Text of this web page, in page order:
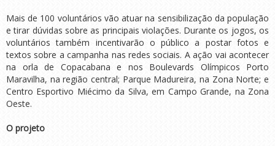
Mais de 100 voluntários vão atuar na sensibilização da população
e tirar dúvidas sobre as principais violações. Durante os jogos, os
voluntários também incentivarão o público a postar fotos e
textos sobre a campanha nas redes sociais. A ação vai acontecer
na orla de Copacabana e nos Boulevards Olímpicos Porto
Maravilha, na região central; Parque Madureira, na Zona Norte; e
Centro Esportivo Miécimo da Silva, em Campo Grande, na Zona
Oeste.
O projeto